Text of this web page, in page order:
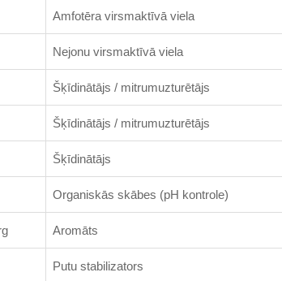
Amfotēra virsmaktīvā viela
Nejonu virsmaktīvā viela
Šķīdinātājs / mitrumuzturētājs
Šķīdinātājs / mitrumuzturētājs
Šķīdinātājs
Organiskās skābes (pH kontrole)
Aromāts
Putu stabilizators